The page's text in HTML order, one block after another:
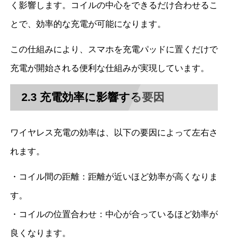
く影響します。コイルの中心をできるだけ合わせるこ
とで、効率的な充電が可能になります。
この仕組みにより、スマホを充電パッドに置くだけで
充電が開始される便利な仕組みが実現しています。
2.3 充電効率に影響する要因
ワイヤレス充電の効率は、以下の要因によって左右さ
れます。
・コイル間の距離：距離が近いほど効率が高くなりま
す。
・コイルの位置合わせ：中心が合っているほど効率が
良くなります。